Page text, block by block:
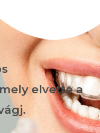
elvette a